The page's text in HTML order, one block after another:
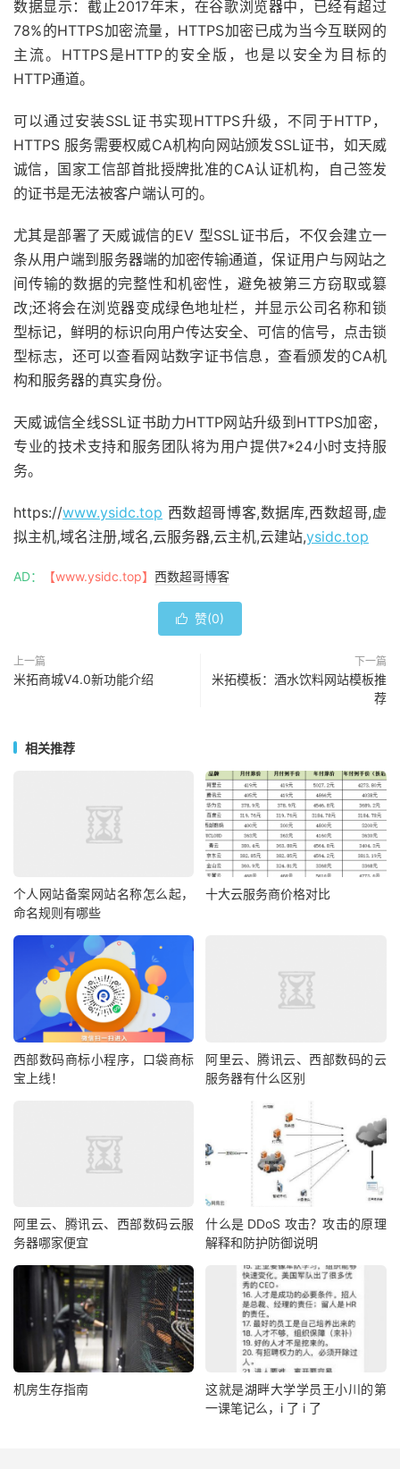
数据显示：截止2017年末，在谷歌浏览器中，已经有超过
78%的HTTPS加密流量，HTTPS加密已成为当今互联网的
主流。HTTPS是HTTP的安全版，也是以安全为目标的
HTTP通道。
可以通过安装SSL证书实现HTTPS升级，不同于HTTP，
HTTPS 服务需要权威CA机构向网站颁发SSL证书，如天威
诚信，国家工信部首批授牌批准的CA认证机构，自己签发
的证书是无法被客户端认可的。
尤其是部署了天威诚信的EV 型SSL证书后，不仅会建立一
条从用户端到服务器端的加密传输通道，保证用户与网站之
间传输的数据的完整性和机密性，避免被第三方窃取或篡
改;还将会在浏览器变成绿色地址栏，并显示公司名称和锁
型标记，鲜明的标识向用户传达安全、可信的信号，点击锁
型标志，还可以查看网站数字证书信息，查看颁发的CA机
构和服务器的真实身份。
天威诚信全线SSL证书助力HTTP网站升级到HTTPS加密，
专业的技术支持和服务团队将为用户提供7*24小时支持服
务。
https://www.ysidc.top 西数超哥博客,数据库,西数超哥,虚
拟主机,域名注册,域名,云服务器,云主机,云建站,ysidc.top
AD： 【www.ysidc.top】 西数超哥博客
 赞(0)
上一篇
米拓商城V4.0新功能介绍
下一篇
米拓模板：酒水饮料网站模板推
荐
相关推荐
个人网站备案网站名称怎么起，
命名规则有哪些
十大云服务商价格对比
西部数码商标小程序，口袋商标
宝上线！
阿里云、腾讯云、西部数码的云
服务器有什么区别
阿里云、腾讯云、西部数码云服
务器哪家便宜
什么是 DDoS 攻击？攻击的原理
解释和防护防御说明
机房生存指南
这就是湖畔大学学员王小川的第
一课笔记么，i 了 i 了